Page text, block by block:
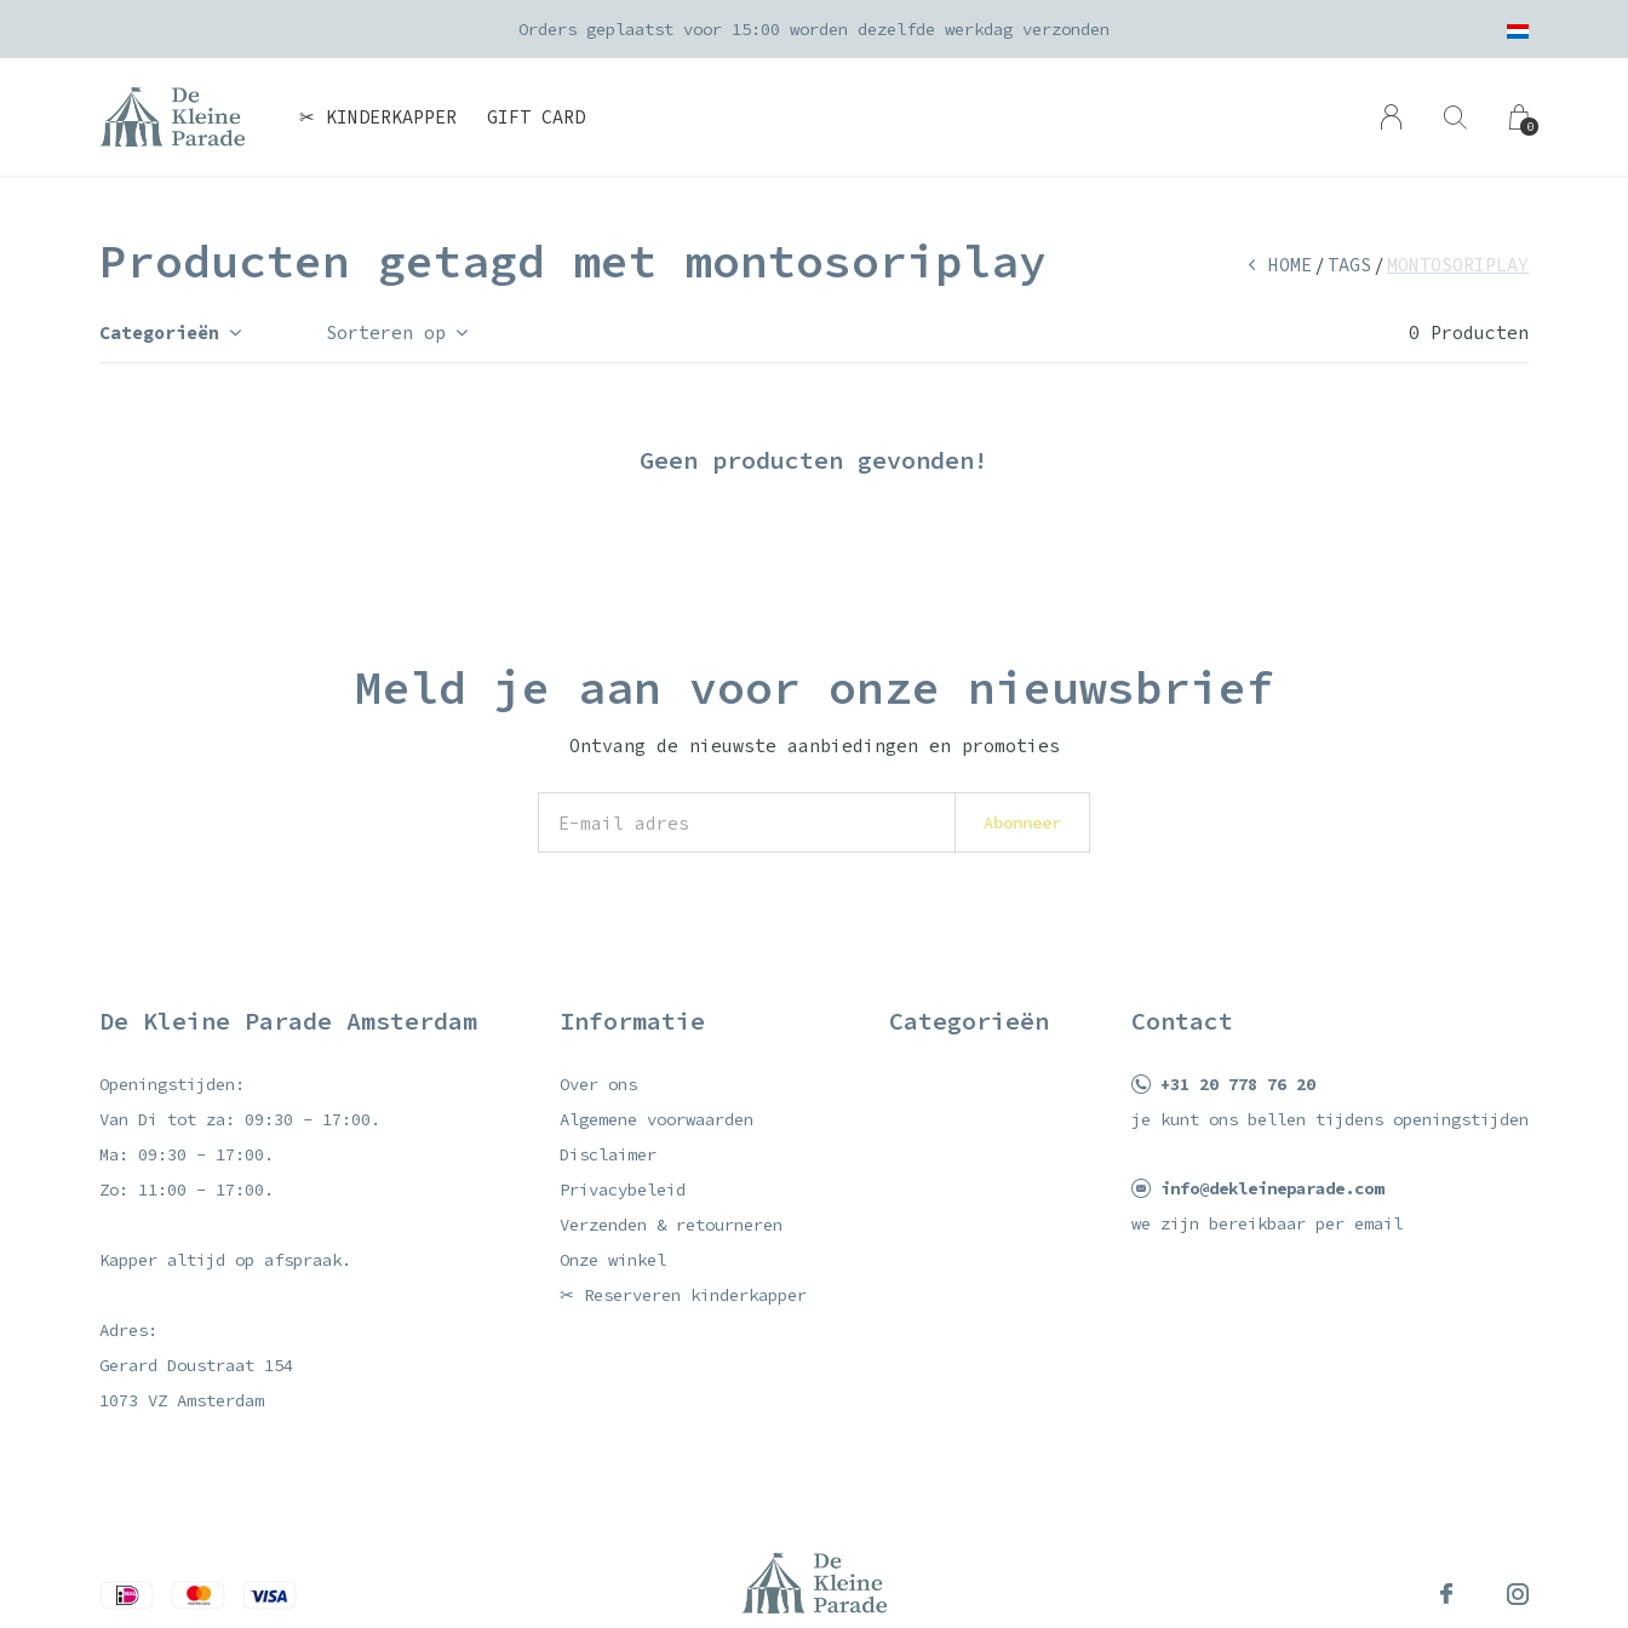
✂ KINDERKAPPER GIFT CARD 0
Orders geplaatst voor 15:00 worden dezelfde werkdag verzonden
Producten getagd met montosoriplay HOME TAGS MONTOSORIPLAY
Categorieën Sorteren op 0 Producten
Geen producten gevonden!
Meld je aan voor onze nieuwsbrief
Ontvang de nieuwste aanbiedingen en promoties
Abonneer
De Kleine Parade Amsterdam
Openingstijden:
Van Di tot za: 09:30 - 17:00.
Ma: 09:30 - 17:00.
Zo: 11:00 - 17:00.
Kapper altijd op afspraak.
Adres:
Gerard Doustraat 154
1073 VZ Amsterdam
Informatie
Over ons
Algemene voorwaarden
Disclaimer
Privacybeleid
Verzenden & retourneren
Onze winkel
✂ Reserveren kinderkapper
Categorieën Contact
+31 20 778 76 20
je kunt ons bellen tijdens openingstijden
info@dekleineparade.com
we zijn bereikbaar per email